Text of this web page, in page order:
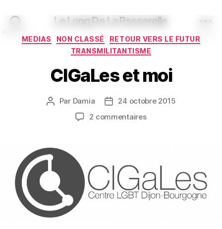
Le Long De La Passerelle
Catégories
MEDIAS NON CLASSÉ
RETOUR VERS LE FUTUR
TRANSMILITANTISME
CIGaLes et moi
Auteur
Par Damia
Date24 octobre 2015
2 commentairessur